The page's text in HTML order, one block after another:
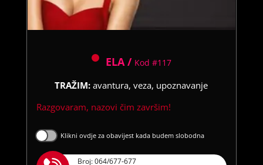
ELA / Kod #117
TRAŽIM:avantura, veza, upoznavanje
Razgovaram, nazovi čim završim!
Klikni ovdje za obavijest kada budem slobodna
Broj: 064/677-677